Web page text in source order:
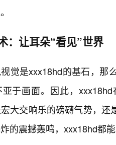
：让耳朵“看见”世界
觉是xxx18hd的基石，那
于画面。因此，
大交响乐的磅礴气势，
的震撼轰鸣，xxx18hd都